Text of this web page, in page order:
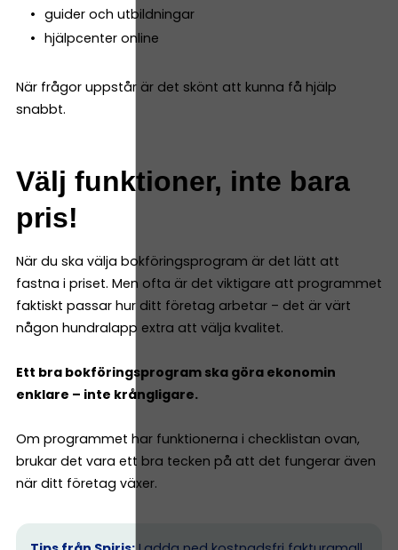
guider och utbildningar
hjälpcenter online
När frågor uppstår är det skönt att kunna få hjälp
snabbt.
Välj funktioner, inte bara
pris!
När du ska välja bokföringsprogram är det lätt att
fastna i priset. Men ofta är det viktigare att programmet
faktiskt passar hur ditt företag arbetar – det är värt
någon hundralapp extra att välja kvalitet.
Ett bra bokföringsprogram ska göra ekonomin
enklare – inte krångligare.
Om programmet har funktionerna i checklistan ovan,
brukar det vara ett bra tecken på att det fungerar även
när ditt företag växer.